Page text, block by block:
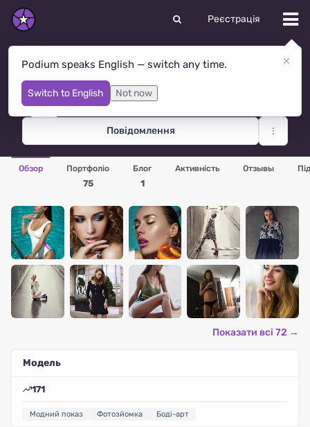
Реєстрація
Podium speaks English — switch any time.
Switch to English Not now
Ксюша Князева
Киев· Україна
Повідомлення
Обзор Портфоліо
75
Блог
1
Активність Отзывы
Показати всі 72 →
Модель
171
Модний показ Фотозйомка Боді-арт